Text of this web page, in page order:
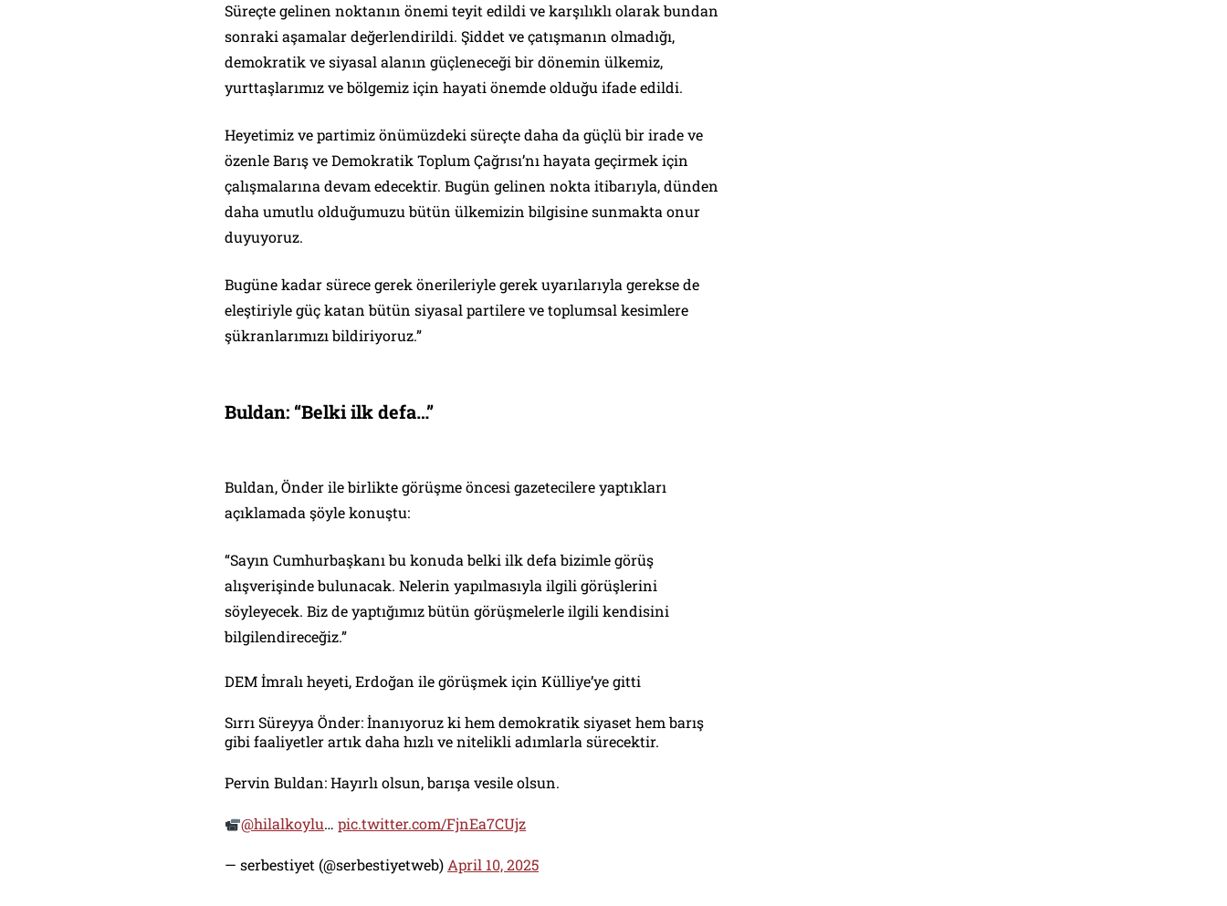
Süreçte gelinen noktanın önemi teyit edildi ve karşılıklı olarak bundan
sonraki aşamalar değerlendirildi. Şiddet ve çatışmanın olmadığı,
demokratik ve siyasal alanın güçleneceği bir dönemin ülkemiz,
yurttaşlarımız ve bölgemiz için hayati önemde olduğu ifade edildi.
Heyetimiz ve partimiz önümüzdeki süreçte daha da güçlü bir irade ve
özenle Barış ve Demokratik Toplum Çağrısı’nı hayata geçirmek için
çalışmalarına devam edecektir. Bugün gelinen nokta itibarıyla, dünden
daha umutlu olduğumuzu bütün ülkemizin bilgisine sunmakta onur
duyuyoruz.
Bugüne kadar sürece gerek önerileriyle gerek uyarılarıyla gerekse de
eleştiriyle güç katan bütün siyasal partilere ve toplumsal kesimlere
şükranlarımızı bildiriyoruz.”
Buldan: “Belki ilk defa…”
Buldan, Önder ile birlikte görüşme öncesi gazetecilere yaptıkları
açıklamada şöyle konuştu:
“Sayın Cumhurbaşkanı bu konuda belki ilk defa bizimle görüş
alışverişinde bulunacak. Nelerin yapılmasıyla ilgili görüşlerini
söyleyecek. Biz de yaptığımız bütün görüşmelerle ilgili kendisini
bilgilendireceğiz.”
DEM İmralı heyeti, Erdoğan ile görüşmek için Külliye’ye gitti
Sırrı Süreyya Önder: İnanıyoruz ki hem demokratik siyaset hem barış
gibi faaliyetler artık daha hızlı ve nitelikli adımlarla sürecektir.
Pervin Buldan: Hayırlı olsun, barışa vesile olsun.
@hilalkoylu…pic.twitter.com/FjnEa7CUjz
— serbestiyet (@serbestiyetweb) April 10, 2025